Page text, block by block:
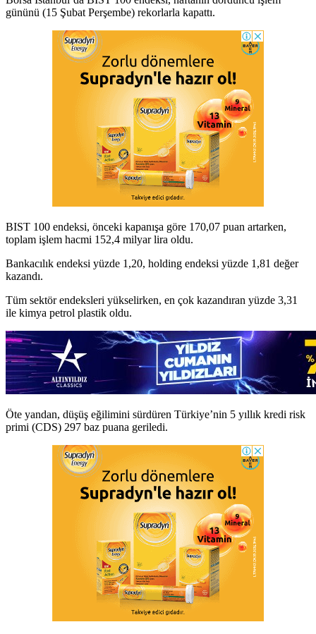
gününü (15 Şubat Perşembe) rekorlarla kapattı.
BIST 100 endeksi, önceki kapanışa göre 170,07 puan artarken,
toplam işlem hacmi 152,4 milyar lira oldu.
Bankacılık endeksi yüzde 1,20, holding endeksi yüzde 1,81 değer
kazandı.
Tüm sektör endeksleri yükselirken, en çok kazandıran yüzde 3,31
ile kimya petrol plastik oldu.
Öte yandan, düşüş eğilimini sürdüren Türkiye’nin 5 yıllık kredi risk
primi (CDS) 297 baz puana geriledi.